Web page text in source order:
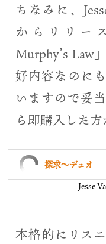
ちなみに、
からリリー
Murphy’s Law
好内容なのに
いますので妥
ら即購入した方
探求〜デュオ
Jesse
本格的にリス